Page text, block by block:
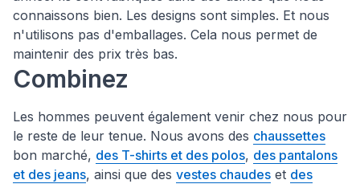
connaissons bien. Les designs sont simples. Et nous
n'utilisons pas d'emballages. Cela nous permet de
maintenir des prix très bas.
Combinez
Les hommes peuvent également venir chez nous pour
le reste de leur tenue. Nous avons des chaussettes
bon marché, des T-shirts et des polos, des pantalons
et des jeans, ainsi que des vestes chaudes et des